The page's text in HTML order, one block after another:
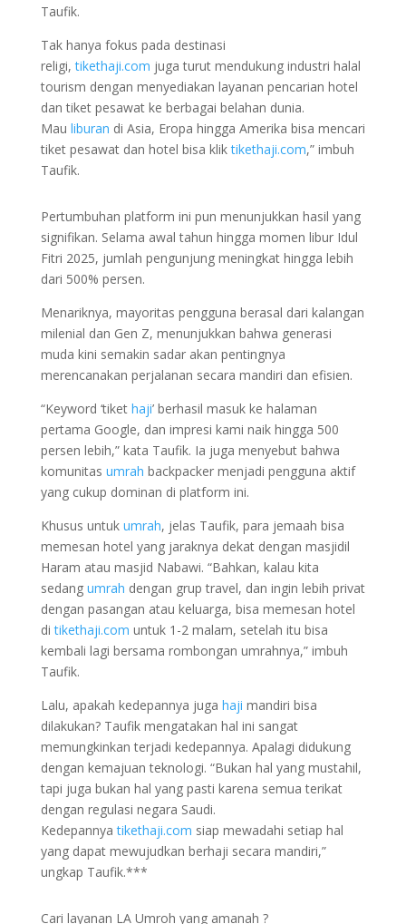
Taufik.
Tak hanya fokus pada destinasi
religi,tikethaji.com juga turut mendukung industri halal
tourism dengan menyediakan layanan pencarian hotel
dan tiket pesawat ke berbagai belahan dunia.
Mau liburan di Asia, Eropa hingga Amerika bisa mencari
tiket pesawat dan hotel bisa kliktikethaji.com,” imbuh
Taufik.
Pertumbuhan platform ini pun menunjukkan hasil yang
signifikan. Selama awal tahun hingga momen libur Idul
Fitri 2025, jumlah pengunjung meningkat hingga lebih
dari 500% persen.
Menariknya, mayoritas pengguna berasal dari kalangan
milenial dan Gen Z, menunjukkan bahwa generasi
muda kini semakin sadar akan pentingnya
merencanakan perjalanan secara mandiri dan efisien.
“Keyword ‘tiket haji’ berhasil masuk ke halaman
pertama Google, dan impresi kami naik hingga 500
persen lebih,” kata Taufik. Ia juga menyebut bahwa
komunitas umrah backpacker menjadi pengguna aktif
yang cukup dominan di platform ini.
Khusus untuk umrah, jelas Taufik, para jemaah bisa
memesan hotel yang jaraknya dekat dengan masjidil
Haram atau masjid Nabawi. “Bahkan, kalau kita
sedang umrah dengan grup travel, dan ingin lebih privat
dengan pasangan atau keluarga, bisa memesan hotel
ditikethaji.com untuk 1-2 malam, setelah itu bisa
kembali lagi bersama rombongan umrahnya,” imbuh
Taufik.
Lalu, apakah kedepannya juga haji mandiri bisa
dilakukan? Taufik mengatakan hal ini sangat
memungkinkan terjadi kedepannya. Apalagi didukung
dengan kemajuan teknologi. “Bukan hal yang mustahil,
tapi juga bukan hal yang pasti karena semua terikat
dengan regulasi negara Saudi.
Kedepannyatikethaji.com siap mewadahi setiap hal
yang dapat mewujudkan berhaji secara mandiri,”
ungkap Taufik.***
Cari layanan LA Umroh yang amanah ?